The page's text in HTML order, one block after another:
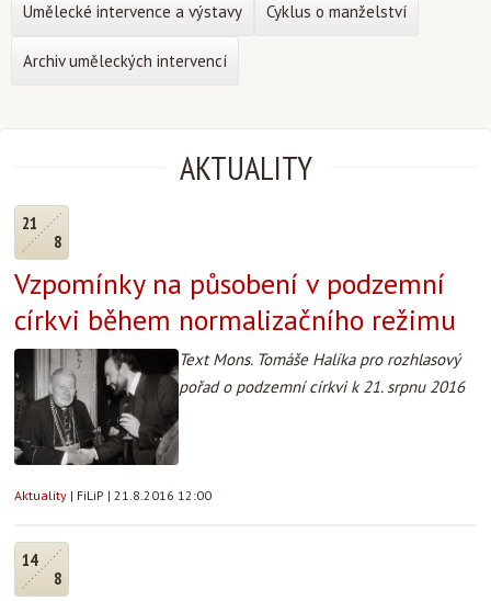
AKTUALITY
21
8
Vzpomínky na působení v podzemní
církvi během normalizačního režimu
Text Mons. Tomáše Halíka pro rozhlasový
pořad o podzemní církvi k 21. srpnu 2016
Aktuality | FiLiP | 21.8.2016 12:00
14
8
Umělecké intervence a výstavy Cyklus o manželství
Archiv uměleckých intervencí